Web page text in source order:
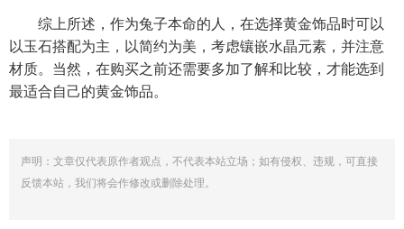
综上所述，作为兔子本命的人，在选择黄金饰品时可以
以玉石搭配为主，以简约为美，考虑镶嵌水晶元素，并注意
材质。当然，在购买之前还需要多加了解和比较，才能选到
最适合自己的黄金饰品。
声明：文章仅代表原作者观点，不代表本站立场；如有侵权、违规，可直接
反馈本站，我们将会作修改或删除处理。